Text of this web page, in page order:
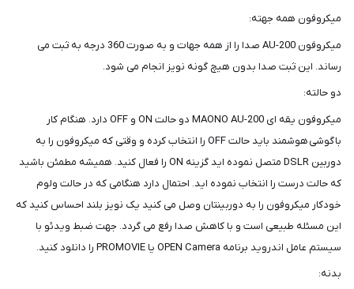
میکروفون همه جهته:
میکروفون AU-200 صدا را از همه جهات و به صورت 360 درجه به ثبت می
‌رساند. این ثبت صدا بدون هیچ گونه نویز انجام می‌ شود.
دو حالته:
میکروفون یقه ای MAONO AU-200 دو حالت ON و OFF دارد. هنگام کار
با گوشی هوشمند باید حالت OFF را انتخاب کرده و وقتی که میکروفون را به
دوربین DSLR متصل نموده ‌اید گزینه ON را فعال کنید. همیشه مطمئن باشید
که حالت درست را انتخاب نموده ‌اید. احتمال دارد هنگامی که در حالت ولوم
خودکار میکروفون را به دوربینتان وصل می ‌کنید یک نویز بلند احساس کنید که
این مسئله طبیعی است و با کاهش صدا رفع می ‌گردد. جهت ضبط ویدئو با
سیستم عامل اندروید برنامه‌ OPEN Camera یا PROMOVIE را دانلود کنید.
بدنه: